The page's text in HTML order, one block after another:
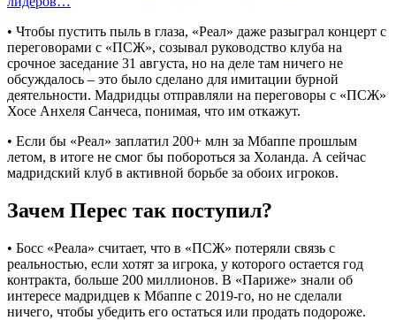
•‎ Чтобы пустить пыль в глаза, «Реал» даже разыграл концерт с
переговорами с «ПСЖ», созывал руководство клуба на
срочное заседание 31 августа, но на деле там ничего не
обсуждалось – это было сделано для имитации бурной
деятельности. Мадридцы отправляли на переговоры с «ПСЖ»
Хосе Анхеля Санчеса, понимая, что им откажут.
•‎ Если бы «Реал» заплатил 200+ млн за Мбаппе прошлым
летом, в итоге не смог бы побороться за Холанда. А сейчас
мадридский клуб в активной борьбе за обоих игроков.
Зачем Перес так поступил?
• Босс «Реала» считает, что в «ПСЖ» потеряли связь с
реальностью, если хотят за игрока, у которого остается год
контракта, больше 200 миллионов. В «Париже» знали об
интересе мадридцев к Мбаппе с 2019-го, но не сделали
ничего, чтобы убедить его остаться или продать подороже.